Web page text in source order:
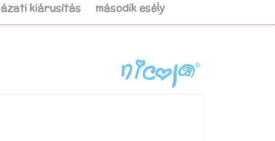
kiárusítás második esély